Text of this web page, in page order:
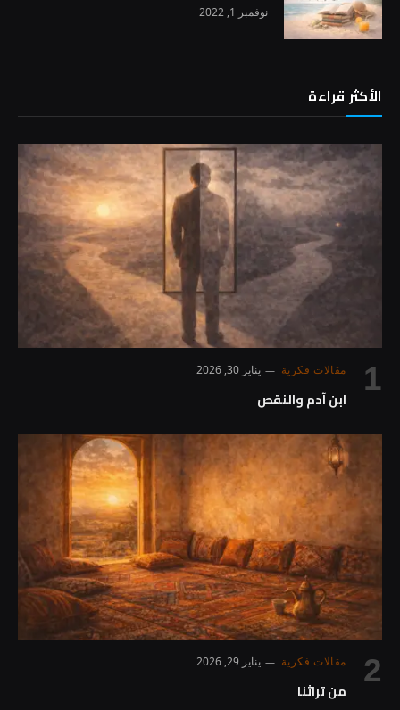
نوفمبر 1, 2022
الأكثر قراءة
مقالات فكرية يناير 30, 2026
ابن آدم والنقص
مقالات فكرية يناير 29, 2026
من تراثنا